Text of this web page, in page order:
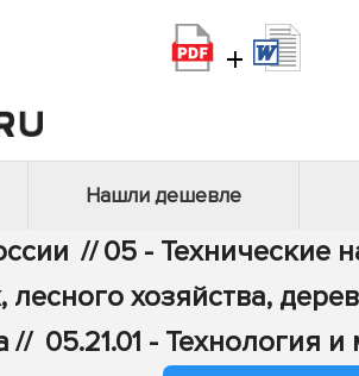
+
Нашли дешевле
// 05 - Технические
лесного хозяйства,
// 05.21.01 - Технология